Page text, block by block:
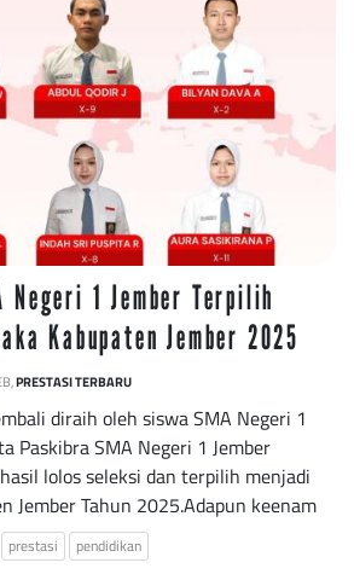
Negeri 1 Jember Terpilih
Kabupaten Jember 2025
PRESTASI TERBARU
diraih oleh siswa SMA Negeri 1
Paskibra SMA Negeri 1 Jember
lolos seleksi dan terpilih menjadi
Jember Tahun 2025.Adapun keenam
prestasi pendidikan